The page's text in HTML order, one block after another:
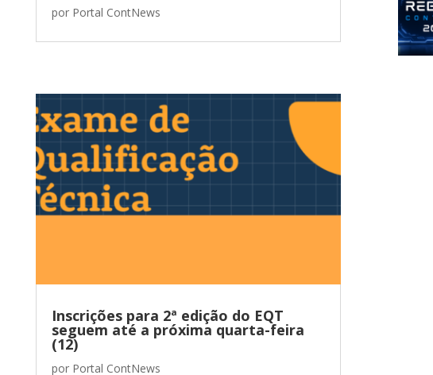
por Portal ContNews
Inscrições para 2ª edição do EQT
seguem até a próxima quarta-feira
(12)
por Portal ContNews